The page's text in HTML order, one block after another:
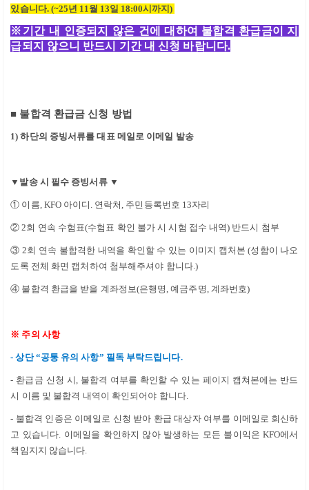
있습니다. (~25년 11월 13일 18:00시까지)
※ 기간 내 인증되지 않은 건에 대하여 불합격 환급금이 지
급되지 않으니 반드시 기간 내 신청 바랍니다.
■ 불합격 환급금 신청 방법
1)하단의 증빙서류를 대표 메일로 이메일 발송
▼ 발송 시 필수 증빙서류 ▼
① 이름, KFO 아이디 . 연락처, 주민등록번호 13자리
②2회 연속 수험표(수험표 확인 불가 시 시험 접수 내역) 반드시 첨부
③2회 연속 불합격한 내역을 확인할 수 있는 이미지 캡처본(성함이 나오
도록 전체 화면 캡처하여 첨부해주셔야 합니다.)
④ 불합격 환급을 받을 계좌정보(은행명,예금주명, 계좌번호)
※ 주의 사항
-상단“공통 유의 사항” 필독 부탁드립니다.
- 환급금 신청 시, 불합격 여부를 확인할 수 있는 페이지 캡쳐본에는 반드
시 이름 및 불합격 내역이 확인되어야 합니다.
- 불합격 인증은 이메일로 신청 받아 환급 대상자 여부를 이메일로 회신하
고 있습니다. 이메일을 확인하지 않아 발생하는 모든 불이익은KFO에서
책임지지 않습니다.